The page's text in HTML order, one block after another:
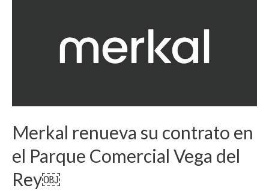
Merkal renueva su contrato en
el Parque Comercial Vega del
Rey￼